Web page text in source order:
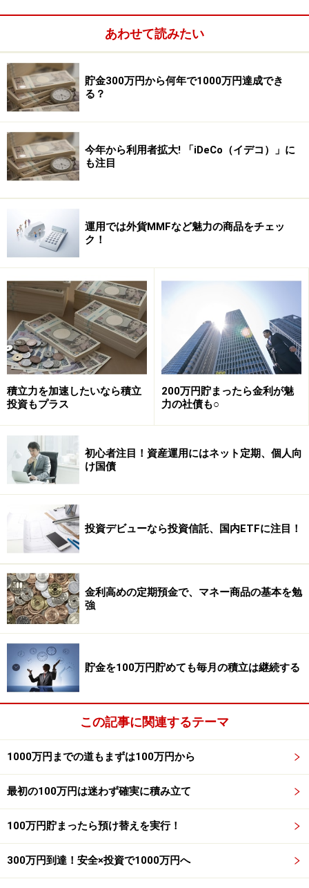
【関連記事をチェック！】
金利30倍以上も？2017年夏の高金利定期と金銭信託
金利が年0.1％以上つく高金利普通預金とは？
基本的には他行より高金利の銀行のネット定期を選べば
いいのですが、「入出金は提携銀行のATMや指定のコン
ビニのATMで行うので、（1）それが生活圏にあるの
か、（2）ATM利用手数料が無料になる方法はあるの
【個人向け国債】国が元利を保証するので
安心
個人向け国債は名前からもわかるとおり個人専用の国
債。国が元利を保証するので、安全性はピカイチと言え
ます。
種類は3年、5年満期で固定金利の「固定3年」「固定5
年」と、10年満期で変動金利の「変動10年」の3つ。
「発行後1年は原則として中途換金はできません。それ
が過ぎればいつでも解約できますが、直近1年分の利子
相当額が差し引かれるので、利用を検討するなら5年以
上使わないお金にしましょう」（藤川さん）
セオリーとしては、金利がピークを付けたときには固定
もの、金利がこれから上昇するときには変動ものが有利
になりますが、低金利の今は、変動10の購入がオススメ
といえそうです。
個人向け社債など高金利が魅力な商品は次ページで！
取材・文／萬真知子 監修／藤川太(ファイナンシャル・
あわせて読みたい
貯金300万円から何年で1000万円達成でき
る？
今年から利用者拡大! 「iDeCo（イデコ）」に
も注目
運用では外貨MMFなど魅力の商品をチェッ
ク！
積立力を加速したいなら積立
投資もプラス
200万円貯まったら金利が魅
力の社債も○
初心者注目！資産運用にはネット定期、個人向
け国債
投資デビューなら投資信託、国内ETFに注目！
金利高めの定期預金で、マネー商品の基本を勉
強
貯金を100万円貯めても毎月の積立は継続する
この記事に関連するテーマ
1000万円までの道もまずは100万円から
最初の100万円は迷わず確実に積み立て
100万円貯まったら預け替えを実行！
300万円到達！安全×投資で1000万円へ